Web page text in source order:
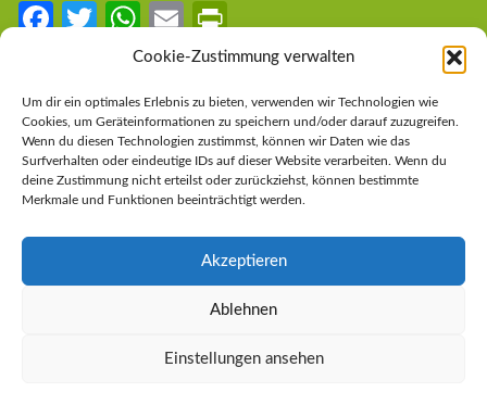
Cookie-Zustimmung verwalten
Um dir ein optimales Erlebnis zu bieten, verwenden wir Technologien wie
Cookies, um Geräteinformationen zu speichern und/oder darauf zuzugreifen.
Wenn du diesen Technologien zustimmst, können wir Daten wie das
Surfverhalten oder eindeutige IDs auf dieser Website verarbeiten. Wenn du
deine Zustimmung nicht erteilst oder zurückziehst, können bestimmte
Merkmale und Funktionen beeinträchtigt werden.
Akzeptieren
Ablehnen
Einstellungen ansehen
Fa
b
o
o
k
T
itt
er
W
h
at
s
A
p
E
m
ail
Pr
in
ri
e
n
y
LINKS
Steirische Volkspartei
Österreichische Volkspartei
Impressum
Datenschutzerklärung